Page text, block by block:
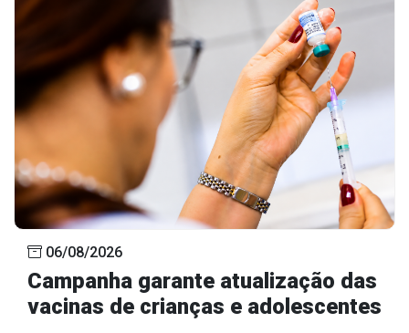
06/08/2026
Campanha garante atualização das
vacinas de crianças e adolescentes